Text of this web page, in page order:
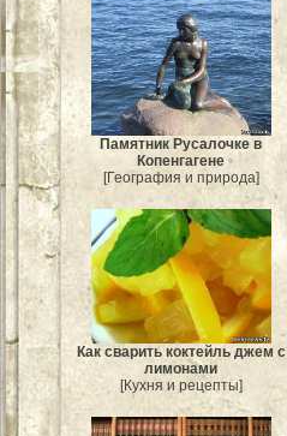
Памятник Русалочке в
Копенгагене
[География и природа]
Как сварить коктейль джем с
лимонами
[Кухня и рецепты]